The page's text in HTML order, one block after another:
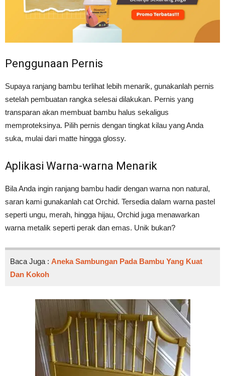
Penggunaan Pernis
Supaya ranjang bambu terlihat lebih menarik, gunakanlah pernis
setelah pembuatan rangka selesai dilakukan. Pernis yang
transparan akan membuat bambu halus sekaligus
memproteksinya. Pilih pernis dengan tingkat kilau yang Anda
suka, mulai dari matte hingga glossy.
Aplikasi Warna-warna Menarik
Bila Anda ingin ranjang bambu hadir dengan warna non natural,
saran kami gunakanlah cat Orchid. Tersedia dalam warna pastel
seperti ungu, merah, hingga hijau, Orchid juga menawarkan
warna metalik seperti perak dan emas. Unik bukan?
Baca Juga : Aneka Sambungan Pada Bambu Yang Kuat
Dan Kokoh